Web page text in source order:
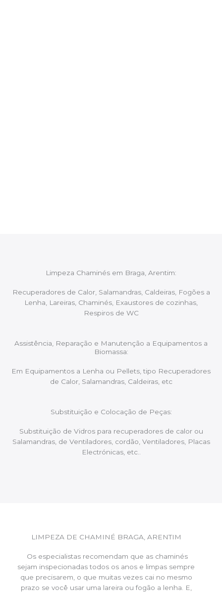
Limpeza Chaminés em Braga, Arentim:
Recuperadores de Calor, Salamandras, Caldeiras, Fogões a
Lenha, Lareiras, Chaminés, Exaustores de cozinhas,
Respiros de WC
Assistência, Reparação e Manutenção a Equipamentos a
Biomassa:
Em Equipamentos a Lenha ou Pellets, tipo Recuperadores
de Calor, Salamandras, Caldeiras, etc
Substituição e Colocação de Peças:
Substituição de Vidros para recuperadores de calor ou
Salamandras, de Ventiladores, cordão, Ventiladores, Placas
Electrónicas, etc..
LIMPEZA DE CHAMINÉ BRAGA, ARENTIM
Os especialistas recomendam que as chaminés
sejam inspecionadas todos os anos e limpas sempre
que precisarem, o que muitas vezes cai no mesmo
prazo se você usar uma lareira ou fogão a lenha. E,